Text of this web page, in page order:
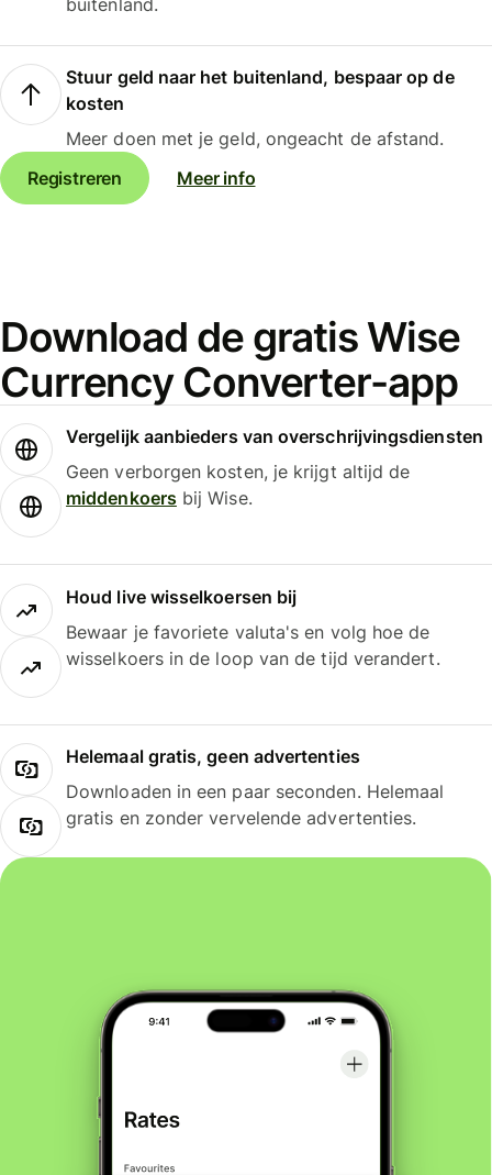
buitenland.
Stuur geld naar het buitenland, bespaar op de
kosten
Meer doen met je geld, ongeacht de afstand.
Registreren
Meer info
Download de gratis Wise
Currency Converter-app
Vergelijk aanbieders van overschrijvingsdiensten
Geen verborgen kosten, je krijgt altijd de
middenkoersbij Wise.
Houd live wisselkoersen bij
Bewaar je favoriete valuta's en volg hoe de
wisselkoers in de loop van de tijd verandert.
Helemaal gratis, geen advertenties
Downloaden in een paar seconden. Helemaal
gratis en zonder vervelende advertenties.